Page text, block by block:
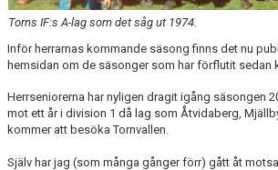
Torns IF:s A-lag som det såg ut 1974.
Inför herrarnas kommande säsong finns det nu
hemsidan om de säsonger som har förflutit sedan
Herrseniorerna har nyligen dragit igång säsongen
mot ett år i division 1 då lag som Åtvidaberg,
kommer att besöka Tornvallen.
Själv har jag (som många gånger förr) gått åt